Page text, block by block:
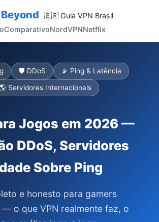
🇧🇷 Guia VPN Brasil
ComparativoNordVPNNetflix
🛡️ DDoS 📡 Ping & Latência
Servidores Internacionais
Jogos em 2026 —
DDoS, Servidores
Sobre Ping
e honesto para gamers
o que VPN realmente faz, o